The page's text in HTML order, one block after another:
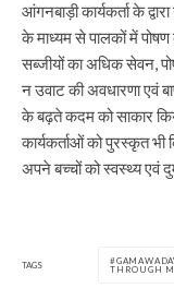
आंगनबाड़ी कार्यकर्ता के
के माध्यम से पालकों में पोषण
सब्जीयों का अधिक सेवन,
न उवाट की अवधारणा एवं
के बढ़ते कदम को साकार
कार्यकर्ताओं को पुरस्कृत भी
अपने बच्चों को स्वस्थ्य एवं
TAGS
THROUGH